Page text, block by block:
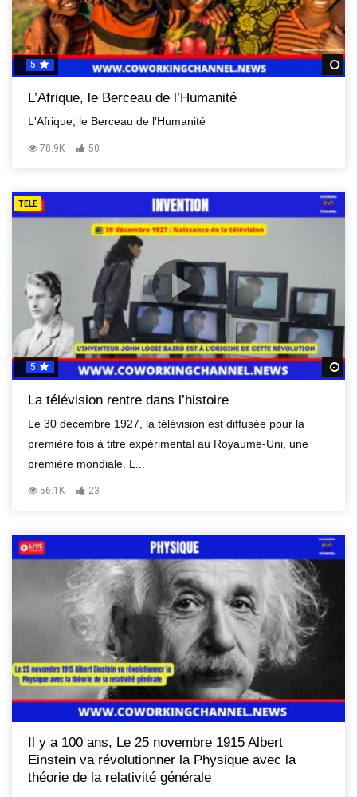
5
L’Afrique, le Berceau de l’Humanité
L'Afrique, le Berceau de l'Humanité
78.9K 50
TÉLÉ
5
La télévision rentre dans l’histoire
Le 30 décembre 1927, la télévision est diffusée pour la
première fois à titre expérimental au Royaume-Uni, une
première mondiale. L...
56.1K 23
Il y a 100 ans, Le 25 novembre 1915 Albert
Einstein va révolutionner la Physique avec la
théorie de la relativité générale